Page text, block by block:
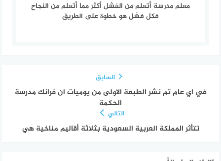
معلم مدرسة أتعلم من الفشل أكثر مما أتعلم من النجاح
فكل فشل هو خطوة على الطريق
السابق
في اي عام تم نشر الطبعة الاولى من يوميات ان فرانك مدرسة
الحكمة
التالي
تتأثر المملكة العربية السعودية بثلاثة أقاليم مناخية هي